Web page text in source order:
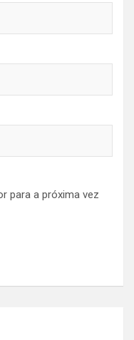
para a próxima vez